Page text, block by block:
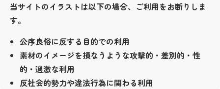
当サイトのイラストは以下の場合、ご利用をお断りしま
す。
公序良俗に反する目的での利用
素材のイメージを損なうような攻撃的・差別的・性
的・過激な利用
反社会的勢力や違法行為に関わる利用